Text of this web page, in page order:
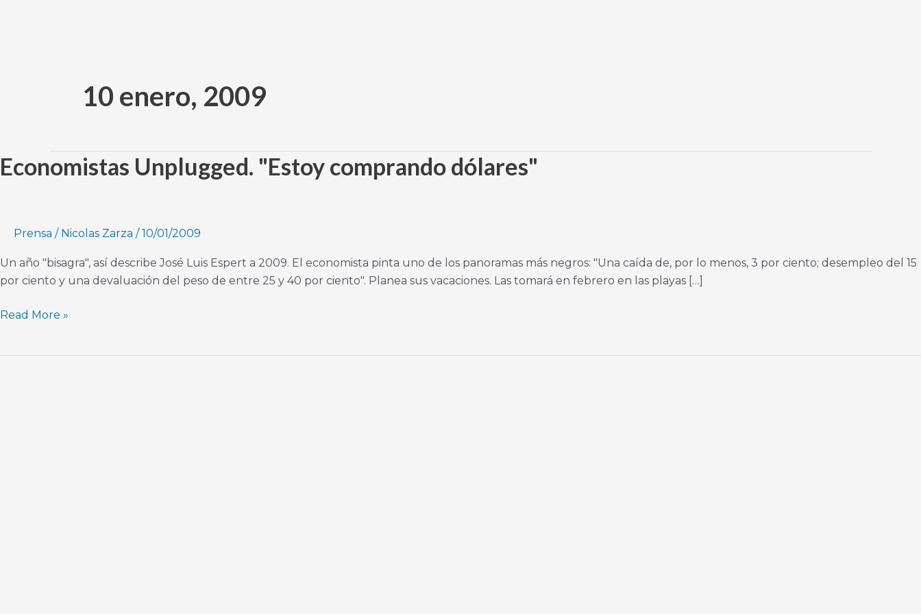
10 enero, 2009
Economistas Unplugged. "Estoy comprando dólares"
Prensa / Nicolas Zarza /10/01/2009
Un año "bisagra", así describe José Luis Espert a 2009. El economista pinta uno de los panoramas más negros: "Una caída de, por lo menos, 3 por ciento; desempleo del 15
por ciento y una devaluación del peso de entre 25 y 40 por ciento". Planea sus vacaciones. Las tomará en febrero en las playas […]
Economistas
Unplugged.
dólares"
Read More »